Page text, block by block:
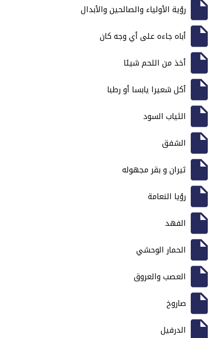
رؤية الأولياء والصالحين والأبدال
أباه جاءه على أي وجه كان
أخذ من اللحم شيئا
أكل شعيرا يابسا أو رطبا
الثياب السود
الشفق
ثيران و بقر مجهوله
رؤيا النعامة
الفهد
الحمار الوحشي
العصب والعروق
صاروخ
الدرفيل